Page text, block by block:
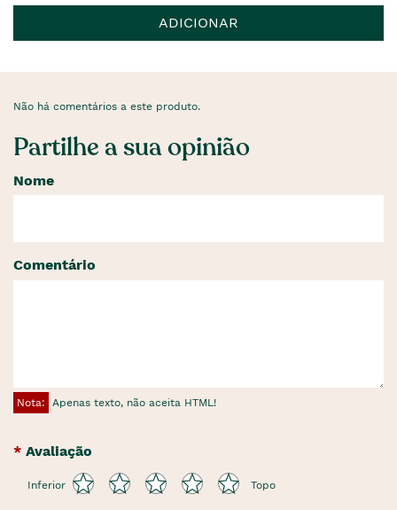
ADICIONAR
Não há comentários a este produto.
Partilhe a sua opinião
Nome
Comentário
Nota: Apenas texto, não aceita HTML!
Avaliação
Inferior Topo